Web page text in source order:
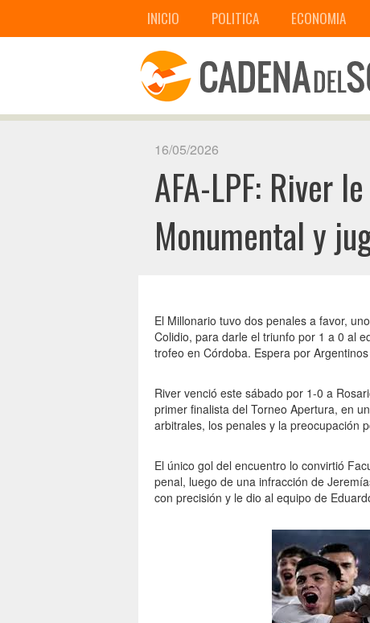
INICIO POLITICA ECONOMIA
16/05/2026
AFA-LPF: River
Monumental y
El Millonario tuvo dos penales a favor,
Colidio, para darle el triunfo por 1 a 0 al
trofeo en Córdoba. Espera por
River venció este sábado por 1-0 a
primer finalista del Torneo Apertura, en
arbitrales, los penales y la preocupación
El único gol del encuentro lo convirtió
penal, luego de una infracción de
con precisión y le dio al equipo de